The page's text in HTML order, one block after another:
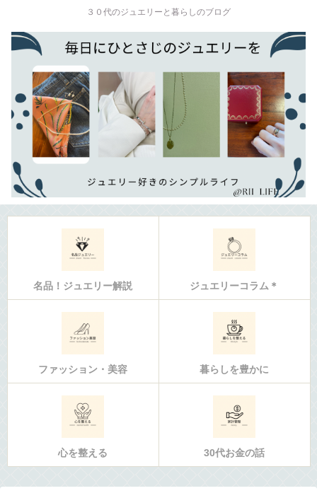
３０代のジュエリーと暮らしのブログ
名品！ジュエリー解説 ジュエリーコラム＊
ファッション・美容 暮らしを豊かに
心を整える 30代お金の話